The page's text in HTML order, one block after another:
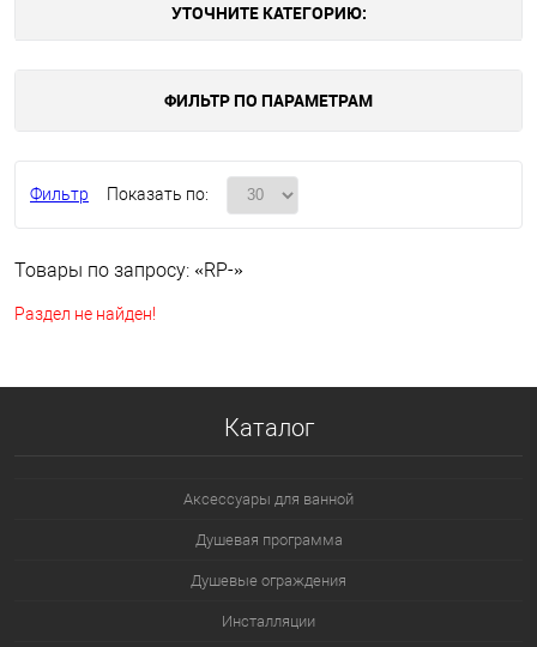
УТОЧНИТЕ КАТЕГОРИЮ:
ФИЛЬТР ПО ПАРАМЕТРАМ
Фильтр Показать по:
Товары по запросу: «RP-»
Раздел не найден!
Каталог
Аксессуары для ванной
Душевая программа
Душевые ограждения
Инсталляции